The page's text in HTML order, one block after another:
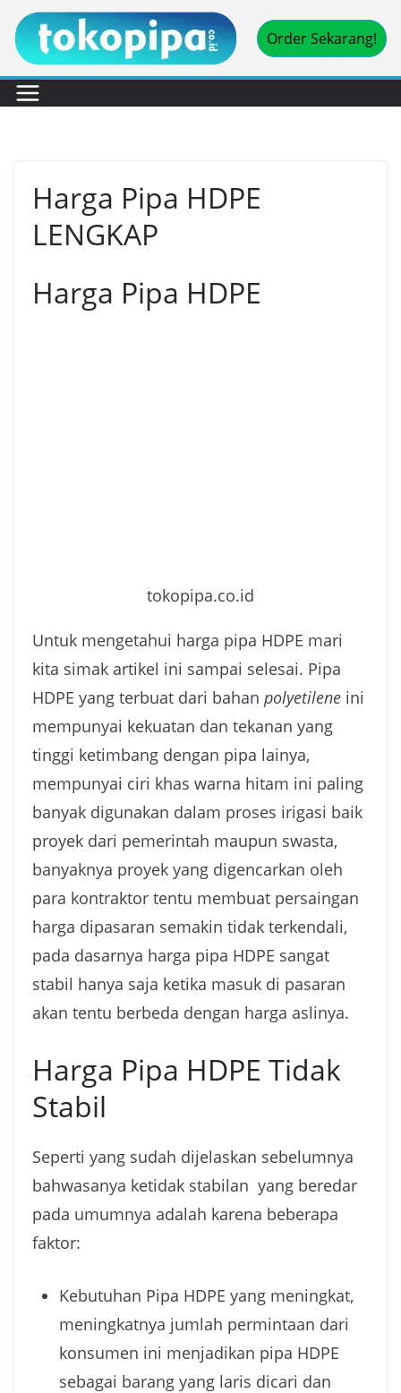
Skip
content
Order Sekarang!
Harga Pipa HDPE
LENGKAP
Harga Pipa HDPE
tokopipa.co.id
Untuk mengetahui harga pipa HDPE mari
kita simak artikel ini sampai selesai. Pipa
HDPE yang terbuat dari bahan polyetilene ini
mempunyai kekuatan dan tekanan yang
tinggi ketimbang dengan pipa lainya,
mempunyai ciri khas warna hitam ini paling
banyak digunakan dalam proses irigasi baik
proyek dari pemerintah maupun swasta,
banyaknya proyek yang digencarkan oleh
para kontraktor tentu membuat persaingan
harga dipasaran semakin tidak terkendali,
pada dasarnya harga pipa HDPE sangat
stabil hanya saja ketika masuk di pasaran
akan tentu berbeda dengan harga aslinya.
Harga Pipa HDPE Tidak
Stabil
Seperti yang sudah dijelaskan sebelumnya
bahwasanya ketidak stabilan yang beredar
pada umumnya adalah karena beberapa
faktor:
Kebutuhan Pipa HDPE yang meningkat,
meningkatnya jumlah permintaan dari
konsumen ini menjadikan pipa HDPE
sebagai barang yang laris dicari dan